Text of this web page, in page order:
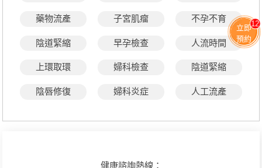
藥物流產 子宮肌瘤 不孕不育
陰道緊縮 早孕檢查 人流時間
上環取環 婦科檢查 陰道緊縮
陰唇修復 婦科炎症 人工流產
健康諮詢熱線：
立即
預約
12